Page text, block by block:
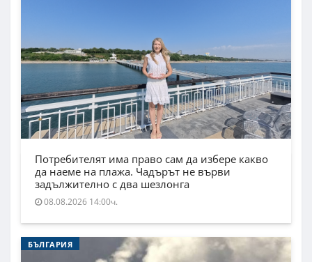
Потребителят има право сам да избере какво
да наеме на плажа. Чадърът не върви
задължително с два шезлонга
08.08.2026 14:00ч.
БЪЛГАРИЯ